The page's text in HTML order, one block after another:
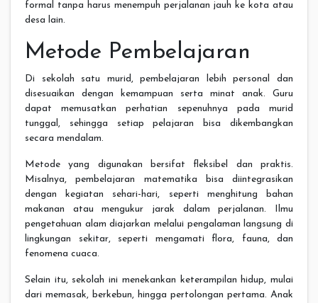
formal tanpa harus menempuh perjalanan jauh ke kota atau
desa lain.
Metode Pembelajaran
Di sekolah satu murid, pembelajaran lebih personal dan
disesuaikan dengan kemampuan serta minat anak. Guru
dapat memusatkan perhatian sepenuhnya pada murid
tunggal, sehingga setiap pelajaran bisa dikembangkan
secara mendalam.
Metode yang digunakan bersifat fleksibel dan praktis.
Misalnya, pembelajaran matematika bisa diintegrasikan
dengan kegiatan sehari-hari, seperti menghitung bahan
makanan atau mengukur jarak dalam perjalanan. Ilmu
pengetahuan alam diajarkan melalui pengalaman langsung di
lingkungan sekitar, seperti mengamati flora, fauna, dan
fenomena cuaca.
Selain itu, sekolah ini menekankan keterampilan hidup, mulai
dari memasak, berkebun, hingga pertolongan pertama. Anak